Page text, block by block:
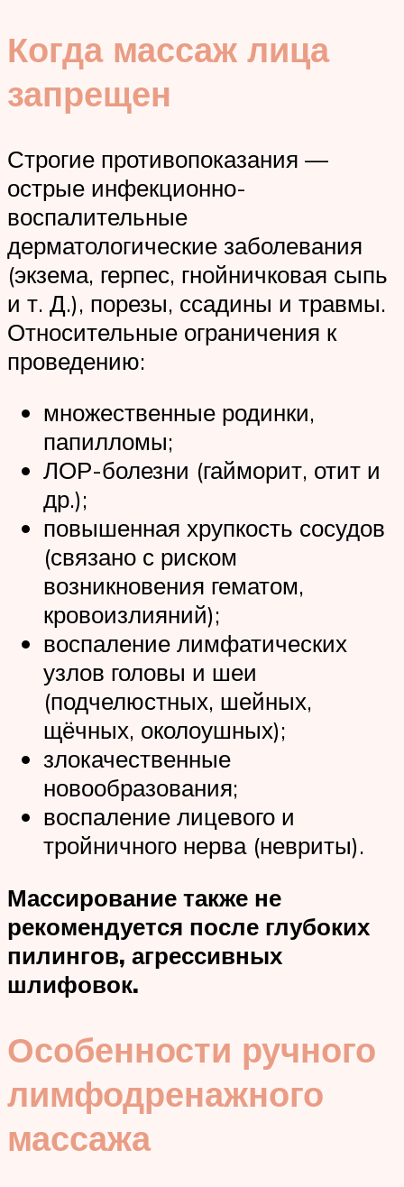
Когда массаж лица
запрещен
Строгие противопоказания —
острые инфекционно-
воспалительные
дерматологические заболевания
(экзема, герпес, гнойничковая сыпь
и т. Д.), порезы, ссадины и травмы.
Относительные ограничения к
проведению:
множественные родинки,
папилломы;
ЛОР-болезни (гайморит, отит и
др.);
повышенная хрупкость сосудов
(связано с риском
возникновения гематом,
кровоизлияний);
воспаление лимфатических
узлов головы и шеи
(подчелюстных, шейных,
щёчных, околоушных);
злокачественные
новообразования;
воспаление лицевого и
тройничного нерва (невриты).
Массирование также не
рекомендуется после глубоких
пилингов, агрессивных
шлифовок.
Особенности ручного
лимфодренажного
массажа